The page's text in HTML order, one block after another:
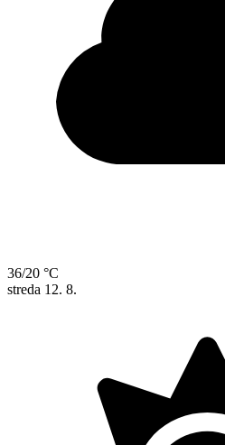
36/20 °C
streda 12. 8.